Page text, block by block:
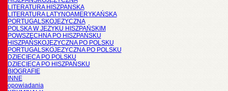
LITERATURA HISZPANSKA
LITERATURA LATYNOAMERYKAŃSKA
PORTUGALSKOJĘZYCZNA
POLSKA W JĘZYKU HISZPAŃSKIM
POWSZECHNA PO HISZPAŃSKU
HISZPAŃSKOJĘZYCZNA PO POLSKU
PORTUGALSKOJĘZYCZNA PO POLSKU
DZIECIĘCA PO POLSKU
DZIECIĘCA PO HISZPAŃSKU
BIOGRAFIE
INNE
opowiadania